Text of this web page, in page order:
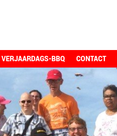
VERJAARDAGS-BBQ CONTACT